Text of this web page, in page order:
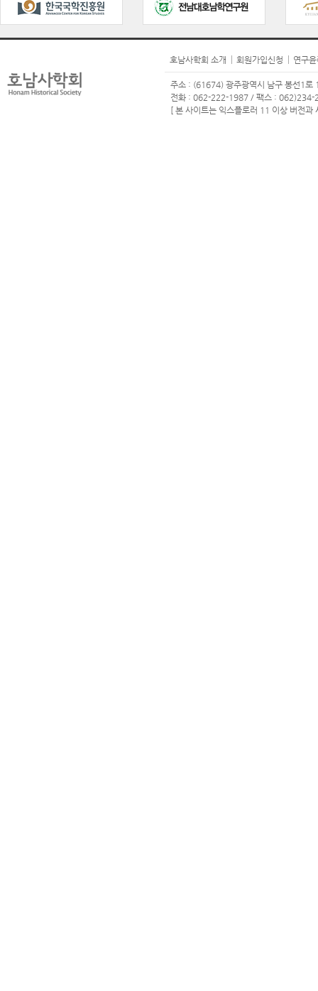
호남사학회 소개 회원가입신청 연구
주소 : (61674) 광주광역시 남구 봉선1
전화 : 062-222-1987 / 팩스 :
[ 본 사이트는 익스플로러 11 이상 버전